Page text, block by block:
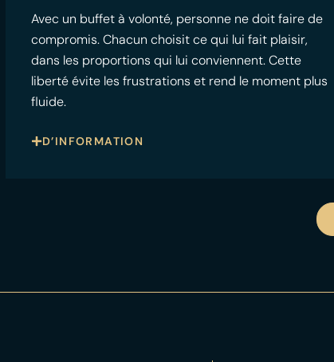
Avec un buffet à volonté, personne ne doit faire de
compromis. Chacun choisit ce qui lui fait plaisir,
dans les proportions qui lui conviennent. Cette
liberté évite les frustrations et rend le moment plus
fluide.
D’INFORMATION